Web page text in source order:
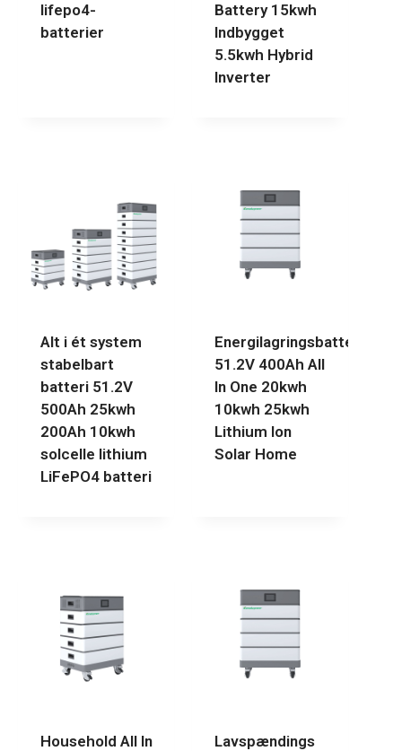
lifepo4-
batterier
Battery 15kwh
Indbygget
5.5kwh Hybrid
Inverter
Alt i ét system
stabelbart
batteri 51.2V
500Ah 25kwh
200Ah 10kwh
solcelle lithium
LiFePO4 batteri
Energilagringsbatteri
51.2V 400Ah All
In One 20kwh
10kwh 25kwh
Lithium Ion
Solar Home
Household All In
Lavspændings